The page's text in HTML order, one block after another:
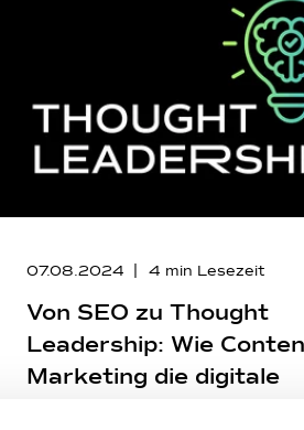
07.08.2024 4 min Lesezeit
Von SEO zu Thought
Leadership: Wie
Marketing die digitale